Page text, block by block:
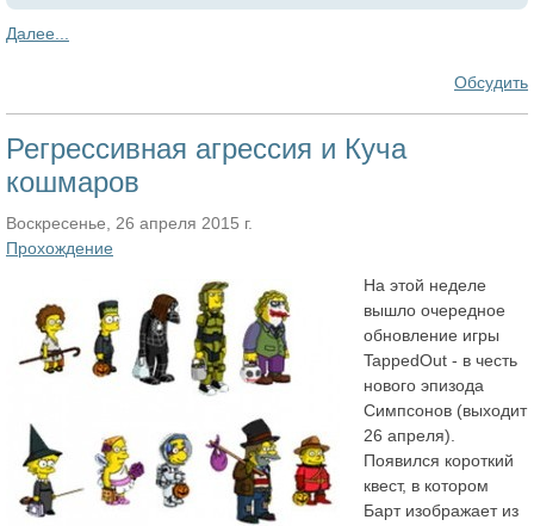
Далее...
Обсудить
Регрессивная агрессия и Куча
кошмаров
Воскресенье, 26 апреля 2015 г.
Прохождение
На этой неделе
вышло очередное
обновление игры
TappedOut - в честь
нового эпизода
Симпсонов (выходит
26 апреля).
Появился короткий
квест, в котором
Барт изображает из